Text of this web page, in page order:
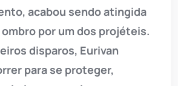
acabou sendo atingida
por um dos projéteis.
disparos, Eurivan
para se proteger,